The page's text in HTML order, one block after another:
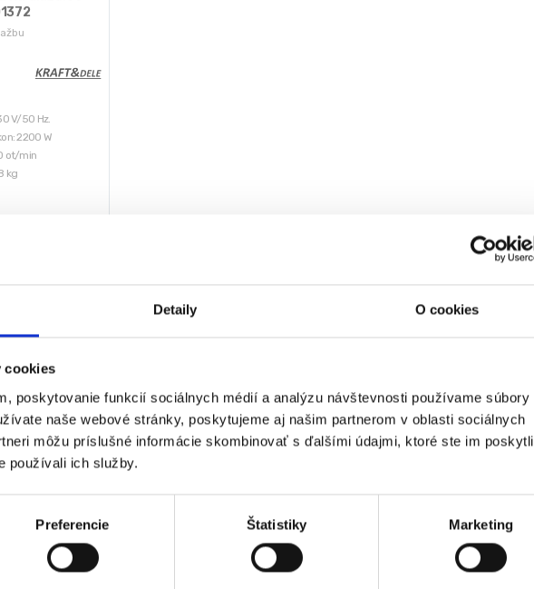
Detaily O cookies
cookies
poskytovanie funkcií sociálnych médií a analýzu návštevnosti používame súbory
naše webové stránky, poskytujeme aj našim partnerom v oblasti sociálnych
môžu príslušné informácie skombinovať s ďalšími údajmi, ktoré ste im poskytli
používali ich služby.
Preferencie Štatistiky Marketing
V/50 Hz.
2200 W
ot/min
kg
★
výsledok